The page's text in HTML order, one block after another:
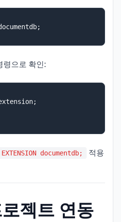
령으로 확인:
EXTENSION documentdb; 적용
젝트 연동